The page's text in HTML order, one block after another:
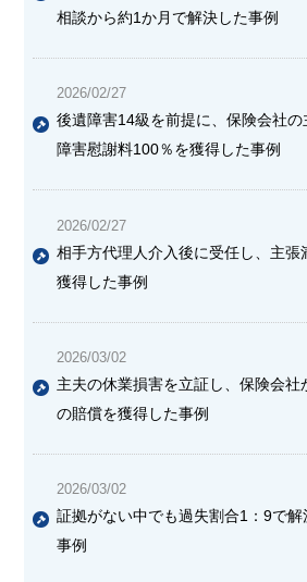
相談から約1か月で解決した事例
2026/02/27
後遺障害14級を前提に、保険会社
障害慰謝料100％を獲得した事例
2026/02/27
相手方代理人介入後に受任し、主張
獲得した事例
2026/03/02
主夫の休業損害を立証し、保険会社
の賠償を獲得した事例
2026/03/02
証拠がない中でも過失割合1：9で
事例